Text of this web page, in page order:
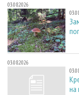
03.08.2026
03.08.2026
на